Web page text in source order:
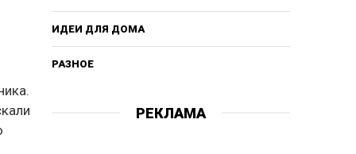
ИДЕИ ДЛЯ ДОМА
РАЗНОЕ
РЕКЛАМА